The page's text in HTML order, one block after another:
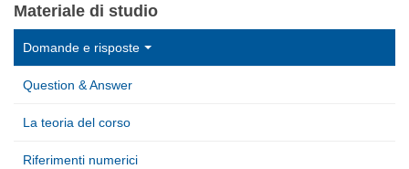
Materiale di studio
Domande e risposte
Question & Answer
La teoria del corso
Riferimenti numerici